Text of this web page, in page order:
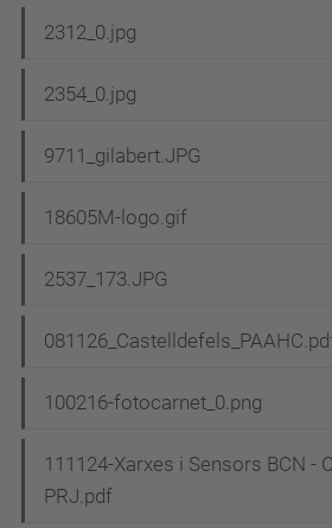
2312_0.jpg
2354_0.jpg
9711_gilabert.JPG
18605M-logo.gif
2537_173.JPG
100216-fotocarnet_0.png
111124-Xarxes i Sensors BCN -
PRJ.pdf